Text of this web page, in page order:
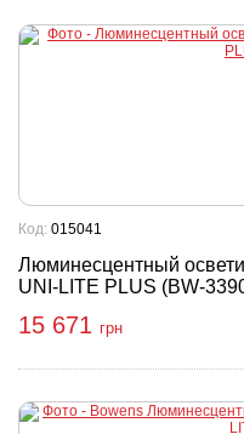
Люминесцентный
UNI-LITE PLUS (BW-
Код: 015041
15 671 грн